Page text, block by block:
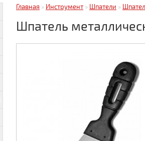
Главная » Инструмент » Шпатели »
Шпатель